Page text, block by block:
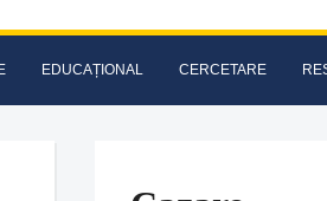
EDUCAȚIONAL CERCETARE